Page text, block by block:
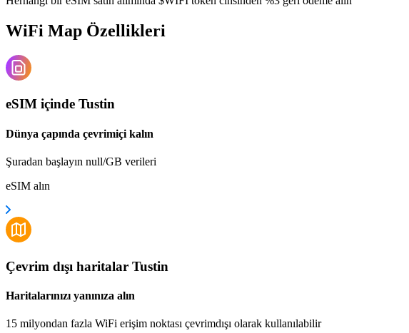
WiFi Map Özellikleri
eSIM içinde Tustin
Dünya çapında çevrimiçi kalın
Şuradan başlayın null/GB verileri
eSIM alın
Çevrim dışı haritalar Tustin
Haritalarınızı yanınıza alın
15 milyondan fazla WiFi erişim noktası çevrimdışı olarak kullanılabilir